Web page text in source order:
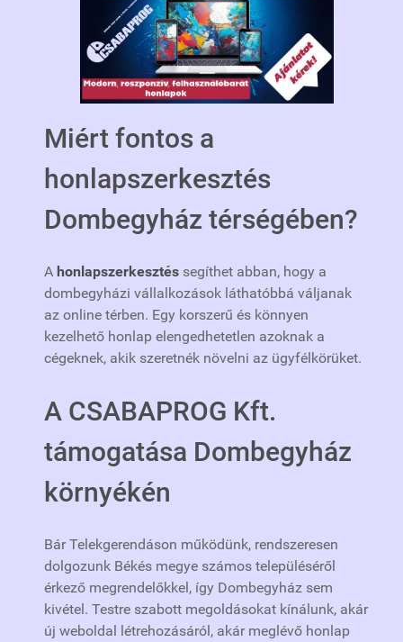
Miért fontos a
honlapszerkesztés
Dombegyház térségében?
A honlapszerkesztés segíthet abban, hogy a
dombegyházi vállalkozások láthatóbbá váljanak
az online térben. Egy korszerű és könnyen
kezelhető honlap elengedhetetlen azoknak a
cégeknek, akik szeretnék növelni az ügyfélkörüket.
A CSABAPROG Kft.
támogatása Dombegyház
környékén
Bár Telekgerendáson működünk, rendszeresen
dolgozunk Békés megye számos településéről
érkező megrendelőkkel, így Dombegyház sem
kivétel. Testre szabott megoldásokat kínálunk, akár
új weboldal létrehozásáról, akár meglévő honlap